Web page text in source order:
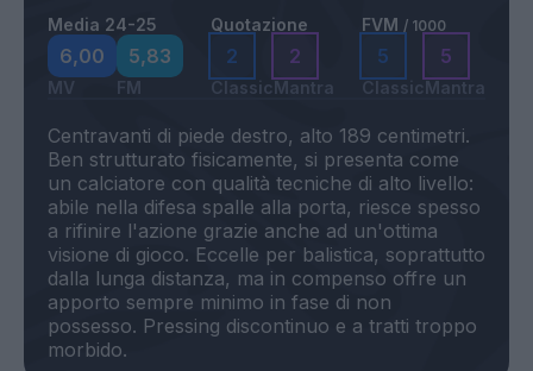
Media 24-25
6,00
MV
5,83
FM
Quotazione
2
Classic
2
Mantra
FVM / 1000
5
Classic
5
Mantra
Centravanti di piede destro, alto 189 centimetri.
Ben strutturato fisicamente, si presenta come
un calciatore con qualità tecniche di alto livello:
abile nella difesa spalle alla porta, riesce spesso
a rifinire l'azione grazie anche ad un'ottima
visione di gioco. Eccelle per balistica, soprattutto
dalla lunga distanza, ma in compenso offre un
apporto sempre minimo in fase di non
possesso. Pressing discontinuo e a tratti troppo